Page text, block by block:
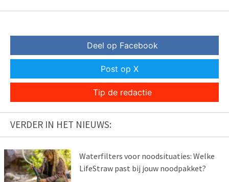
Deel op Facebook
Post op X
Tip de redactie
VERDER IN HET NIEUWS:
Waterfilters voor noodsituaties: Welke
LifeStraw past bij jouw noodpakket?